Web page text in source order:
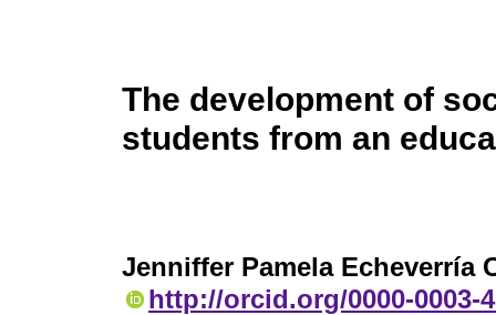
The development of
students from an
Jenniffer Pamela Echeverría
http://orcid.org/0000-0003-